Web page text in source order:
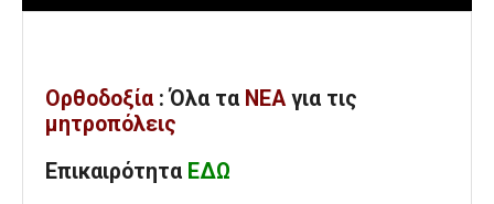
Ορθοδοξία : Όλα τα ΝΕΑ για τις
μητροπόλεις
Επικαιρότητα ΕΔΩ